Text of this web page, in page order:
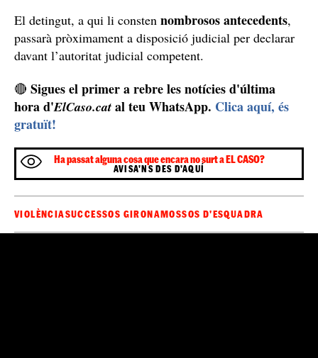
El detingut, a qui li consten nombrosos antecedents,
passarà pròximament a disposició judicial per declarar
davant l’autoritat judicial competent.
🔴 Sigues el primer a rebre les notícies d'última
hora d'ElCaso.cat al teu WhatsApp. Clica aquí, és
gratuït!
Ha passat alguna cosa que encara no surt a EL CASO?
AVISA'NS DES D'AQUÍ
VIOLÈNCIASUCCESSOS GIRONAMOSSOS D'ESQUADRA